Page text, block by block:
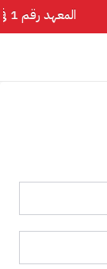
المعهد رقم 1 في تأسيس اللغة الإنجليزية